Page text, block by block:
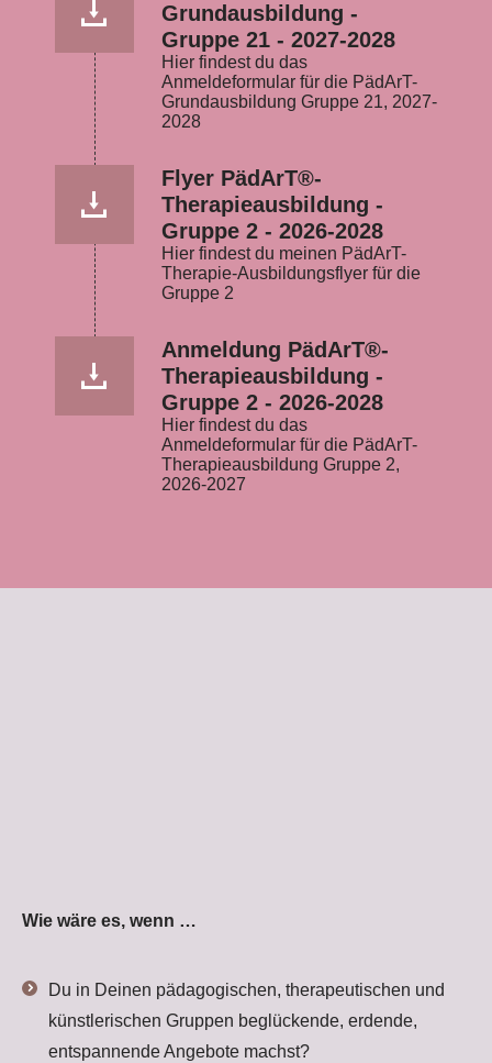
Grundausbildung -
Gruppe 21 - 2027-2028
Hier findest du das
Anmeldeformular für die PädArT-
Grundausbildung Gruppe 21, 2027-
2028
Flyer PädArT®-
Therapieausbildung -
Gruppe 2 - 2026-2028
Hier findest du meinen PädArT-
Therapie-Ausbildungsflyer für die
Gruppe 2
Anmeldung PädArT®-
Therapieausbildung -
Gruppe 2 - 2026-2028
Hier findest du das
Anmeldeformular für die PädArT-
Therapieausbildung Gruppe 2,
2026-2027
Wie wäre es, wenn …
Du in Deinen pädagogischen, therapeutischen und
künstlerischen Gruppen beglückende, erdende,
entspannende Angebote machst?